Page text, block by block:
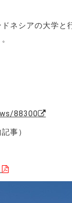
ネシアの大学と
88300
事）